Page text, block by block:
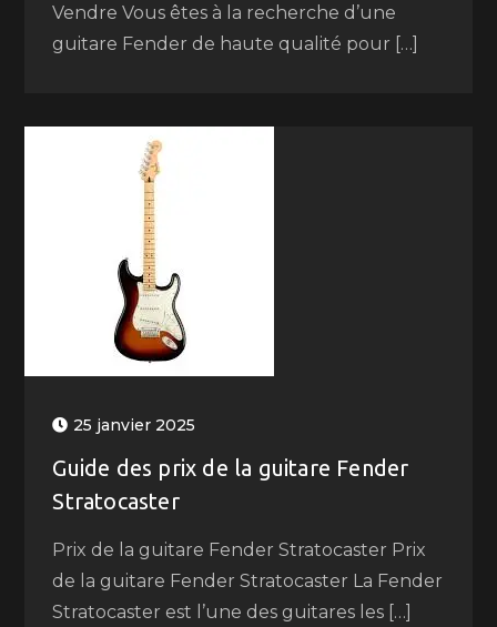
Vendre Vous êtes à la recherche d’une
guitare Fender de haute qualité pour […]
25 janvier 2025
Guide des prix de la guitare Fender
Stratocaster
Prix de la guitare Fender Stratocaster Prix
de la guitare Fender Stratocaster La Fender
Stratocaster est l’une des guitares les […]